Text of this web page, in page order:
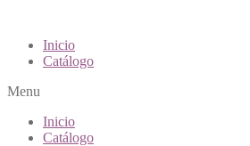
Inicio
Catálogo
Menu
Inicio
Catálogo